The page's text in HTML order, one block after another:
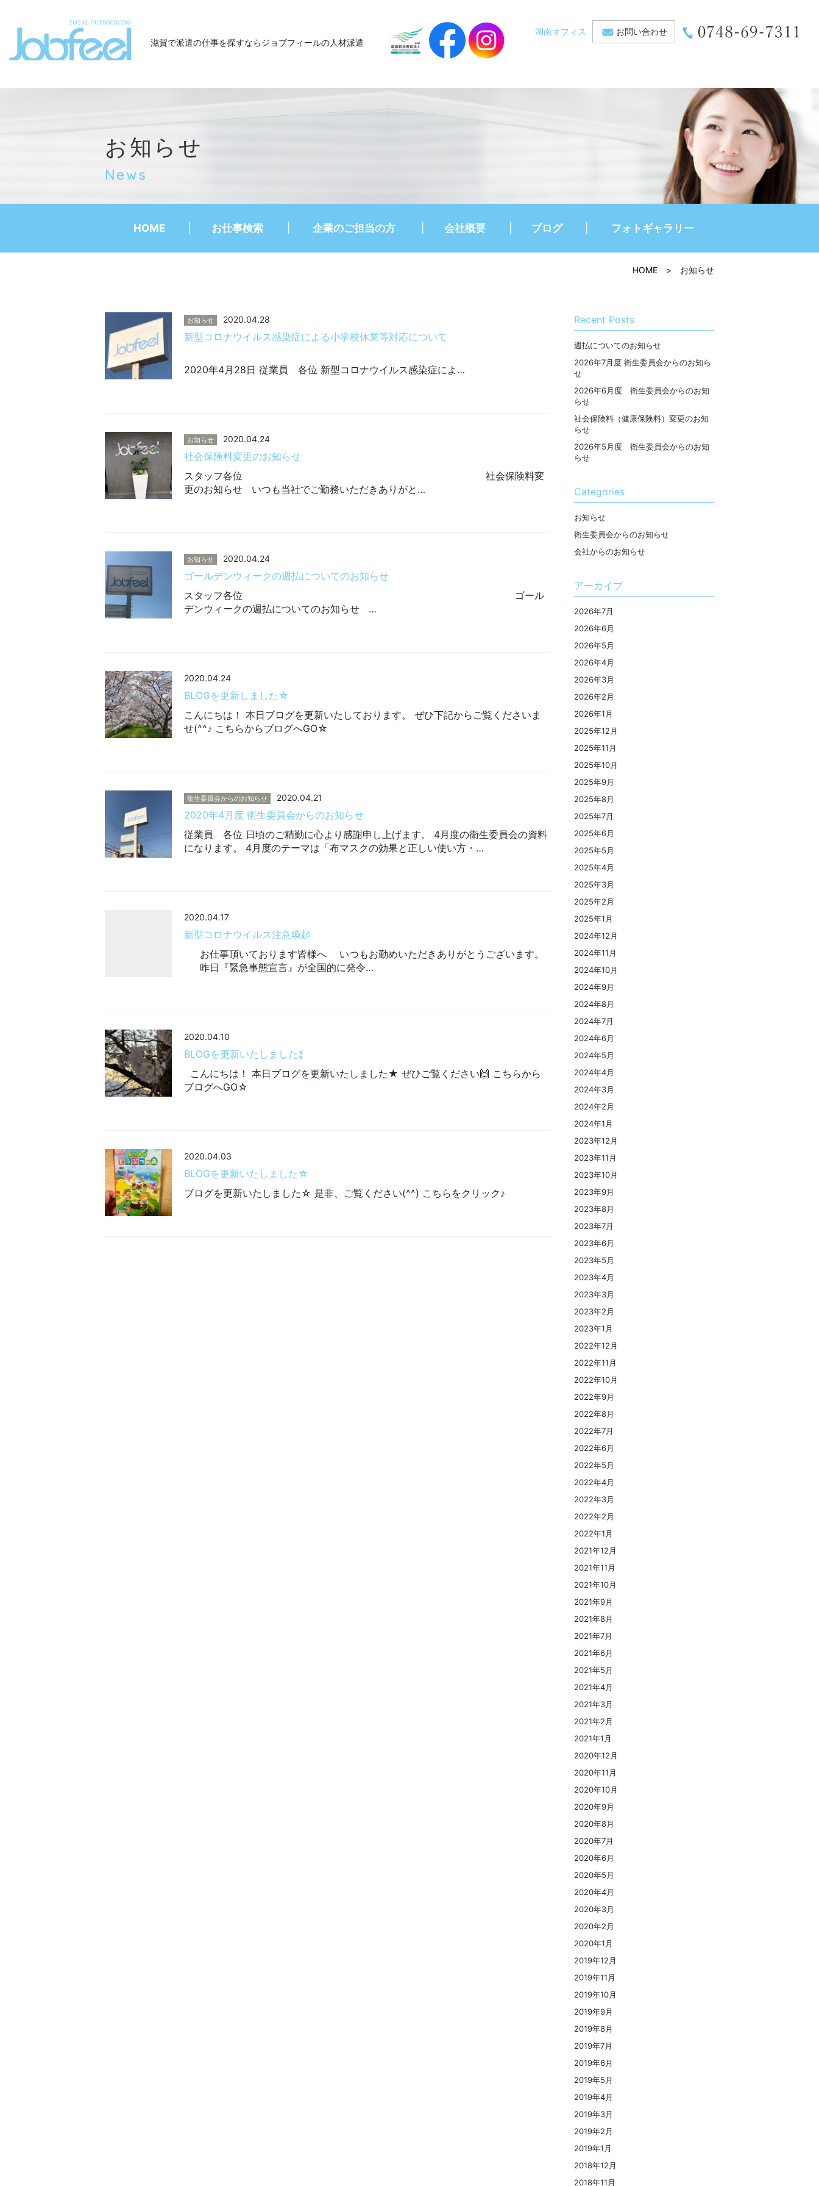
滋賀で派遣の仕事を探すならジョブフィールの人材派遣
湖南オフィス お問い合わせ
お知らせ
News
HOME お仕事検索 企業のご担当の方 会社概要 ブログ フォトギャラリー
HOME > お知らせ
お知らせ 2020.04.28
新型コロナウイルス感染症による小学校休業等対応について
2020年4月28日 従業員 各位 新型コロナウイルス感染症によ…
お知らせ 2020.04.24
社会保険料変更のお知らせ
スタッフ各位 社会保険料変
更のお知らせ いつも当社でご勤務いただきありがと…
お知らせ 2020.04.24
ゴールデンウィークの週払についてのお知らせ
スタッフ各位 ゴール
デンウィークの週払についてのお知らせ …
2020.04.24
BLOGを更新しました☆
こんにちは！ 本日ブログを更新いたしております。 ぜひ下記からご覧くださいま
せ(^^♪ こちらからブログへGO☆
衛生委員会からのお知らせ 2020.04.21
2020年4月度 衛生委員会からのお知らせ
従業員 各位 日頃のご精勤に心より感謝申し上げます。 4月度の衛生委員会の資料
になります。 4月度のテーマは「布マスクの効果と正しい使い方・…
2020.04.17
新型コロナウイルス注意喚起
お仕事頂いております皆様へ いつもお勤めいただきありがとうございます。
昨日『緊急事態宣言』が全国的に発令…
2020.04.10
BLOGを更新いたしました⁑
こんにちは！ 本日ブログを更新いたしました★ ぜひご覧ください🙌 こちらから
ブログへGO☆
2020.04.03
BLOGを更新いたしました☆
ブログを更新いたしました☆ 是非、ご覧ください(^^) こちらをクリック♪
Recent Posts
週払についてのお知らせ
2026年7月度 衛生委員会からのお知ら
せ
2026年6月度 衛生委員会からのお知
らせ
社会保険料（健康保険料）変更のお知
らせ
2026年5月度 衛生委員会からのお知
らせ
Categories
お知らせ
衛生委員会からのお知らせ
会社からのお知らせ
アーカイブ
2026年7月
2026年6月
2026年5月
2026年4月
2026年3月
2026年2月
2026年1月
2025年12月
2025年11月
2025年10月
2025年9月
2025年8月
2025年7月
2025年6月
2025年5月
2025年4月
2025年3月
2025年2月
2025年1月
2024年12月
2024年11月
2024年10月
2024年9月
2024年8月
2024年7月
2024年6月
2024年5月
2024年4月
2024年3月
2024年2月
2024年1月
2023年12月
2023年11月
2023年10月
2023年9月
2023年8月
2023年7月
2023年6月
2023年5月
2023年4月
2023年3月
2023年2月
2023年1月
2022年12月
2022年11月
2022年10月
2022年9月
2022年8月
2022年7月
2022年6月
2022年5月
2022年4月
2022年3月
2022年2月
2022年1月
2021年12月
2021年11月
2021年10月
2021年9月
2021年8月
2021年7月
2021年6月
2021年5月
2021年4月
2021年3月
2021年2月
2021年1月
2020年12月
2020年11月
2020年10月
2020年9月
2020年8月
2020年7月
2020年6月
2020年5月
2020年4月
2020年3月
2020年2月
2020年1月
2019年12月
2019年11月
2019年10月
2019年9月
2019年8月
2019年7月
2019年6月
2019年5月
2019年4月
2019年3月
2019年2月
2019年1月
2018年12月
2018年11月